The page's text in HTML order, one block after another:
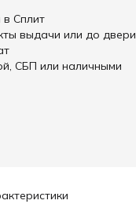
Сплит
выдачи или до двери
СБП или наличными